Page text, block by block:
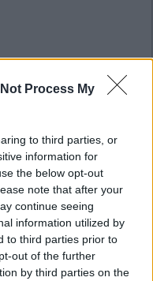
Process My
to third parties, or
information for
the below opt-out
note that after your
continue seeing
information utilized by
to third parties prior to
out of the further
by third parties on the